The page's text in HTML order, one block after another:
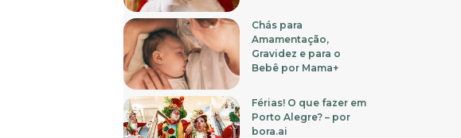
Chás para
Amamentação,
Gravidez e para o
Bebê por Mama+
Férias! O que fazer em
Porto Alegre? – por
bora.ai